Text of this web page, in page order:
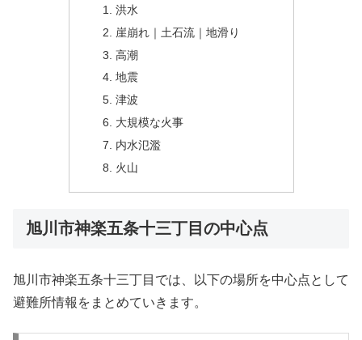
洪水
崖崩れ｜土石流｜地滑り
高潮
地震
津波
大規模な火事
内水氾濫
火山
旭川市神楽五条十三丁目の中心点
旭川市神楽五条十三丁目では、以下の場所を中心点として
避難所情報をまとめていきます。